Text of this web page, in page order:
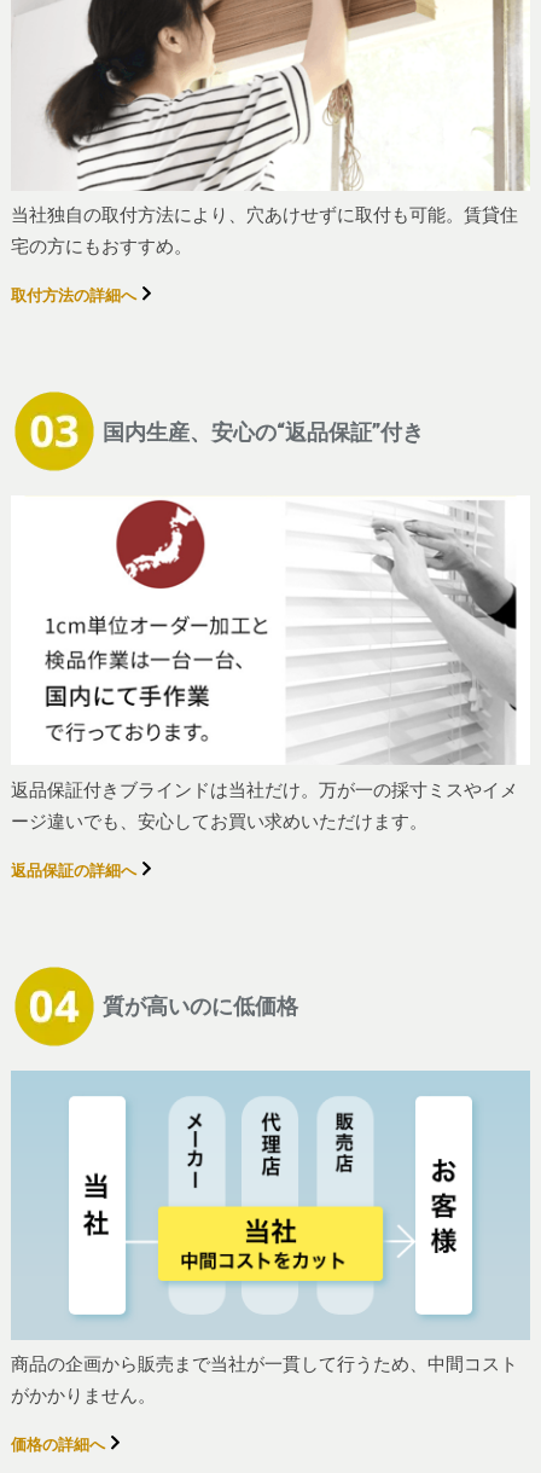
当社独自の取付方法により、穴あけせずに取付も可能。賃貸住
宅の方にもおすすめ。
取付方法の詳細へ
国内生産、安心の“返品保証”付き
返品保証付きブラインドは当社だけ。万が一の採寸ミスやイメ
ージ違いでも、安心してお買い求めいただけます。
返品保証の詳細へ
質が高いのに低価格
商品の企画から販売まで当社が一貫して行うため、中間コスト
がかかりません。
価格の詳細へ